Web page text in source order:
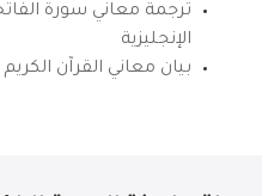
ترجمة معاني سورة
الإنجليزية
بيان معاني القرآن الكريم